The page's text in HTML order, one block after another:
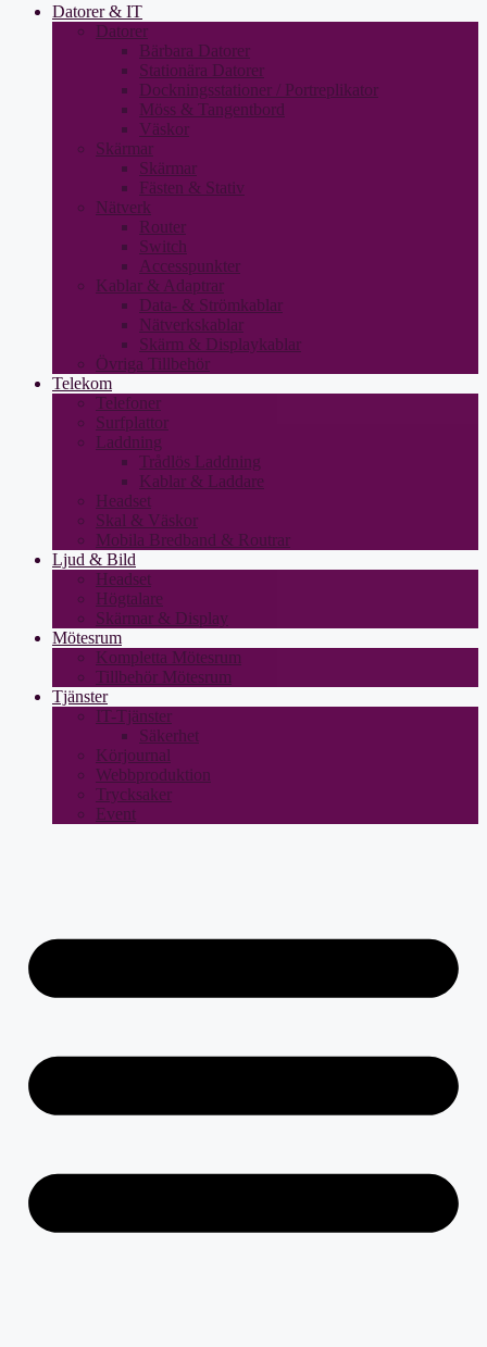
Datorer & IT
Datorer
Bärbara Datorer
Stationära Datorer
Dockningsstationer / Portreplikator
Möss & Tangentbord
Väskor
Skärmar
Skärmar
Fästen & Stativ
Nätverk
Router
Switch
Accesspunkter
Kablar & Adaptrar
Data- & Strömkablar
Nätverkskablar
Skärm & Displaykablar
Övriga Tillbehör
Telekom
Telefoner
Surfplattor
Laddning
Trådlös Laddning
Kablar & Laddare
Headset
Skal & Väskor
Mobila Bredband & Routrar
Ljud & Bild
Headset
Högtalare
Skärmar & Display
Mötesrum
Kompletta Mötesrum
Tillbehör Mötesrum
Tjänster
IT-Tjänster
Säkerhet
Körjournal
Webbproduktion
Trycksaker
Event